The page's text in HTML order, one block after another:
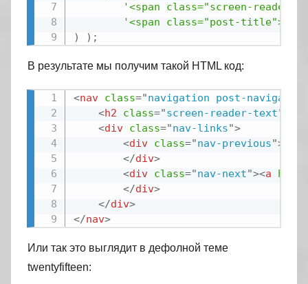
'<span class="screen-reader-
'<span class="post-
)
) ;
В результате мы получим такой HTML код:
<nav class="navigation post-navigation
<h2 class="screen-reader-text"
<div class="nav-links">
<div class="nav-previous">
</div>
<div class="nav-next"><a href
</div>
</div>
</nav>
Или так это выглядит в дефолной теме
twentyfifteen: